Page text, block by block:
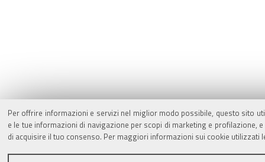
Per offrire informazioni e servizi nel miglior modo possibile, questo sito
e le tue informazioni di navigazione per scopi di marketing e
di acquisire il tuo consenso. Per maggiori informazioni sui cookie utilizzati